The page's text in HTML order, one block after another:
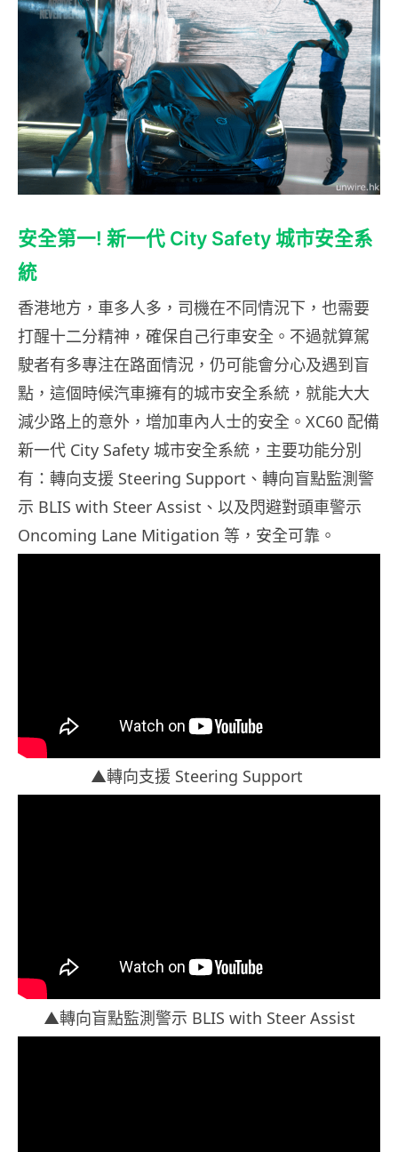
安全第一! 新一代 City Safety城市安全系
統
香港地方，車多人多，司機在不同情況下，也需要
打醒十二分精神，確保自己行車安全。不過就算駕
駛者有多專注在路面情況，仍可能會分心及遇到盲
點，這個時候汽車擁有的城市安全系統，就能大大
減少路上的意外，增加車內人士的安全。XC60 配備
新一代 City Safety 城市安全系統，主要功能分別
有：轉向支援 Steering Support 、轉向盲點監測警
示 BLIS with Steer Assist 、以及閃避對頭車警示
Oncoming Lane Mitigation 等，安全可靠 。
▲轉向支援 Steering Support
▲轉向盲點監測警示 BLIS with Steer Assist